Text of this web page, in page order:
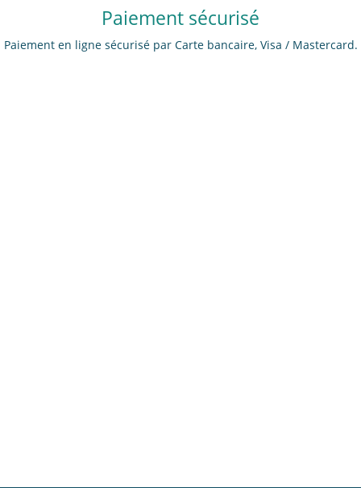
Paiement sécurisé
Paiement en ligne sécurisé par Carte bancaire, Visa / Mastercard.